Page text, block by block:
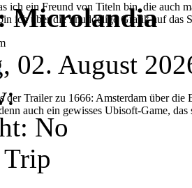
ich ein Freund von Titeln bin, die auch
ich über die knuddelige Grafik auf das
Trailer zu 1666: Amsterdam über die
auch ein gewisses Ubisoft-Game,
Microlandia
02. August